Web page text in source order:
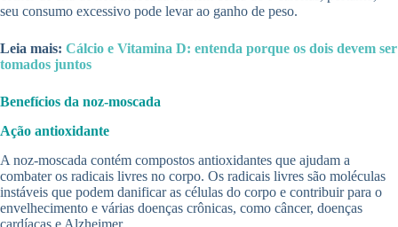
seu consumo excessivo pode levar ao ganho de peso.
Leia mais: Cálcio e Vitamina D: entenda porque os dois devem ser
tomados juntos
Benefícios da noz-moscada
Ação antioxidante
A noz-moscada contém compostos antioxidantes que ajudam a
combater os radicais livres no corpo. Os radicais livres são moléculas
instáveis que podem danificar as células do corpo e contribuir para o
envelhecimento e várias doenças crônicas, como câncer, doenças
cardíacas e Alzheimer.